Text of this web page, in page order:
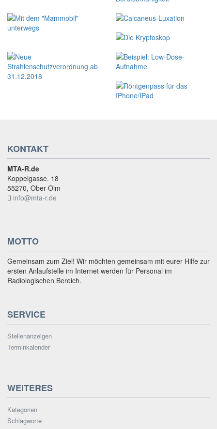
KONTAKT
MTA-R.de
Koppelgasse. 18
55270, Ober-Olm
info@mta-r.de
MOTTO
Gemeinsam zum Ziel! Wir möchten gemeinsam mit eurer Hilfe zur
ersten Anlaufstelle im Internet werden für Personal im
Radiologischen Bereich.
SERVICE
Stellenanzeigen
Terminkalender
WEITERES
Kategorien
Schlagworte